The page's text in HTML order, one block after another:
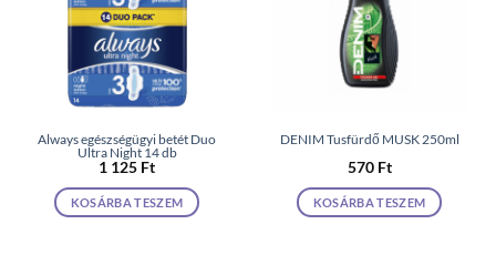
Always egészségügyi betét Duo
Ultra Night 14 db
1 125 Ft
KOSÁRBA TESZEM
DENIM Tusfürdő MUSK 250ml
570 Ft
KOSÁRBA TESZEM